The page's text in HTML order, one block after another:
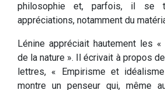
philosophie et, parfois, il se
appréciations, notamment du
Lénine appréciait hautement les
de la nature ». Il écrivait à propos
lettres, « Empirisme et
montre un penseur qui, même